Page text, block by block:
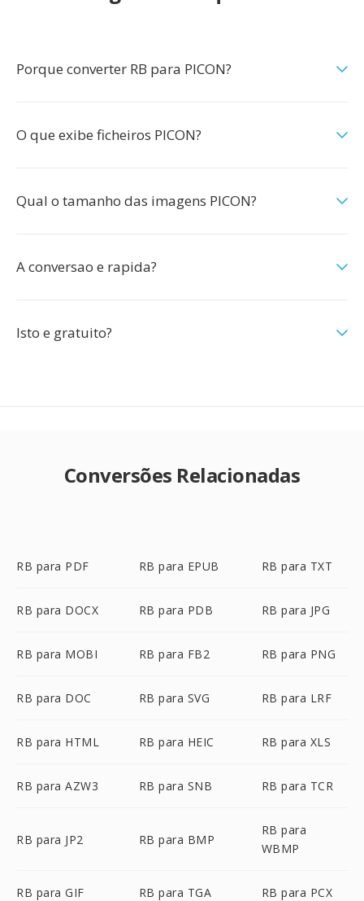
Porque converter RB para PICON?
O que exibe ficheiros PICON?
Qual o tamanho das imagens PICON?
A conversao e rapida?
Isto e gratuito?
Conversões Relacionadas
RB para PDF RB para EPUB RB para TXT
RB para DOCX RB para PDB RB para JPG
RB para MOBI RB para FB2 RB para PNG
RB para DOC RB para SVG RB para LRF
RB para HTML RB para HEIC RB para XLS
RB para AZW3 RB para SNB RB para TCR
RB para JP2 RB para BMP
RB para
WBMP
RB para GIF RB para TGA RB para PCX